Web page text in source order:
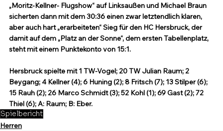
„Moritz-Kellner- Flugshow“ auf Linksaußen und Michael Braun
sicherten dann mit dem 30:36 einen zwar letztendlich klaren,
aber auch hart „erarbeiteten“ Sieg für den HC Hersbruck, der
damit auf dem „Platz an der Sonne“, dem ersten Tabellenplatz,
steht mit einem Punktekonto von 15:1.
Hersbruck spielte mit 1 TW-Vogel; 20 TW Julian Raum; 2
Beygang; 4 Kellner (4); 6 Huning (2); 8 Fritsch (7); 13 Stilper (6);
15 Rauh (2); 26 Marco Schmidt (3); 52 Kohl (1); 69 Gast (2); 72
Thiel (6); A: Raum; B: Eber.
Spielbericht
Herren